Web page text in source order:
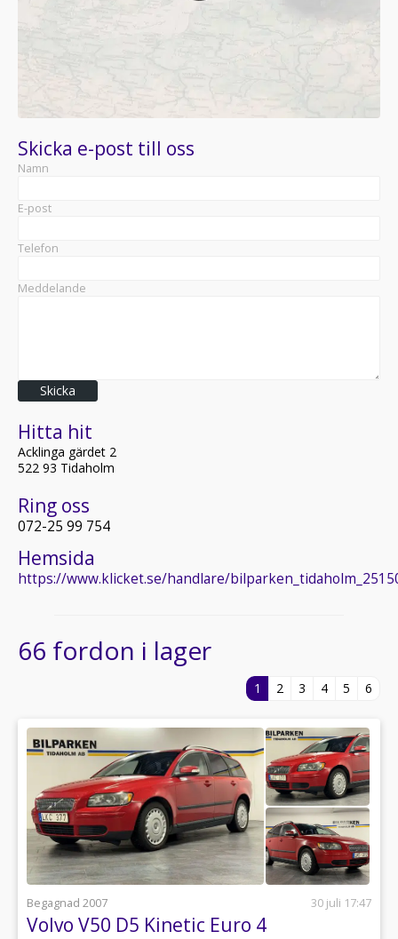
Skicka e-post till oss
Namn
E-post
Telefon
Meddelande
Skicka
Hitta hit
Acklinga gärdet 2
522 93 Tidaholm
Ring oss
072-25 99 754
Hemsida
https://www.klicket.se/handlare/
66 fordon i lager
1 2 3 4 5 6
Begagnad 2007 30 juli 17:47
Volvo V50 D5 Kinetic Euro 4